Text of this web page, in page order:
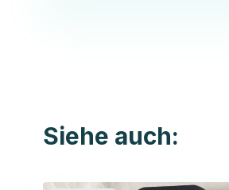
Siehe auch: